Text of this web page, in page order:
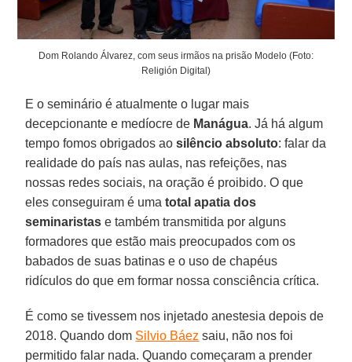
Dom Rolando Álvarez, com seus irmãos na prisão Modelo (Foto:
Religión Digital)
E o seminário é atualmente o lugar mais
decepcionante e medíocre de Manágua. Já há algum
tempo fomos obrigados aosilêncio absoluto: falar da
realidade do país nas aulas, nas refeições, nas
nossas redes sociais, na oração é proibido. O que
eles conseguiram é umatotal apatia dos
seminaristas e também transmitida por alguns
formadores que estão mais preocupados com os
babados de suas batinas e o uso de chapéus
ridículos do que em formar nossa consciência crítica.
É como se tivessem nos injetado anestesia depois de
2018. Quando dom Silvio Báez saiu, não nos foi
permitido falar nada. Quando começaram a prender